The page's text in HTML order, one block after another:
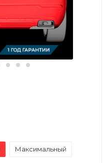
Максимальный